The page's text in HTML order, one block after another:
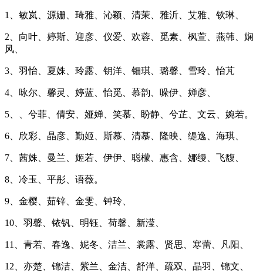
1、敏岚、源姗、琦雅、沁颖、清茉、雅沂、艾雅、钦琳、
2、向叶、婷斯、迎彦、仪爱、欢蓉、觅素、枫萱、燕韩、娴
风、
3、羽怡、夏姝、玲露、钥洋、钿琪、璐馨、雪玲、怡芃
4、咏尔、馨灵、婷蓝、怡觅、慕韵、哚伊、婵彦、
5、、兮菲、倩安、娅婵、笑慕、盼静、兮芷、文云、婉若。
6、欣彩、晶彦、勤姬、斯慕、清慕、隆映、缇逸、海琪、
7、茜姝、曼兰、姬若、伊伊、聪檬、惠含、娜缦、飞馥、
8、冷玉、平彤、语薇。
9、金樱、茹锌、金雯、钟玲、
10、羽馨、铱钒、明钰、荷馨、新滢、
11、青若、春逸、妮冬、洁兰、裳露、贤思、寒蕾、凡阳、
12、亦楚、锦洁、紫兰、金洁、舒洋、疏双、晶羽、锦文、